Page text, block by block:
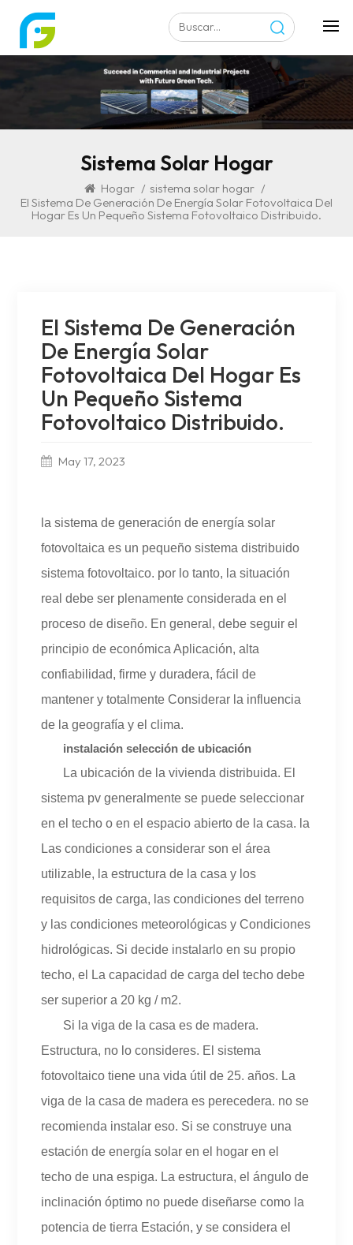
Sistema Solar Hogar
Hogar / sistema solar hogar /
El Sistema De Generación De Energía Solar Fotovoltaica Del
Hogar Es Un Pequeño Sistema Fotovoltaico Distribuido.
El Sistema De Generación
De Energía Solar
Fotovoltaica Del Hogar Es
Un Pequeño Sistema
Fotovoltaico Distribuido.
May 17, 2023
la sistema de generación de energía solar
fotovoltaica es un pequeño sistema distribuido
sistema fotovoltaico. por lo tanto, la situación
real debe ser plenamente considerada en el
proceso de diseño. En general, debe seguir el
principio de económica Aplicación, alta
confiabilidad, firme y duradera, fácil de
mantener y totalmente Considerar la influencia
de la geografía y el clima.
instalación selección de ubicación
La ubicación de la vivienda distribuida. El
sistema pv generalmente se puede seleccionar
en el techo o en el espacio abierto de la casa. la
Las condiciones a considerar son el área
utilizable, la estructura de la casa y los
requisitos de carga, las condiciones del terreno
y las condiciones meteorológicas y Condiciones
hidrológicas. Si decide instalarlo en su propio
techo, el La capacidad de carga del techo debe
ser superior a 20 kg / m2.
Si la viga de la casa es de madera.
Estructura, no lo consideres. El sistema
fotovoltaico tiene una vida útil de 25. años. La
viga de la casa de madera es perecedera. no se
recomienda instalar eso. Si se construye una
estación de energía solar en el hogar en el
techo de una espiga. La estructura, el ángulo de
inclinación óptimo no puede diseñarse como la
potencia de tierra Estación, y se considera el